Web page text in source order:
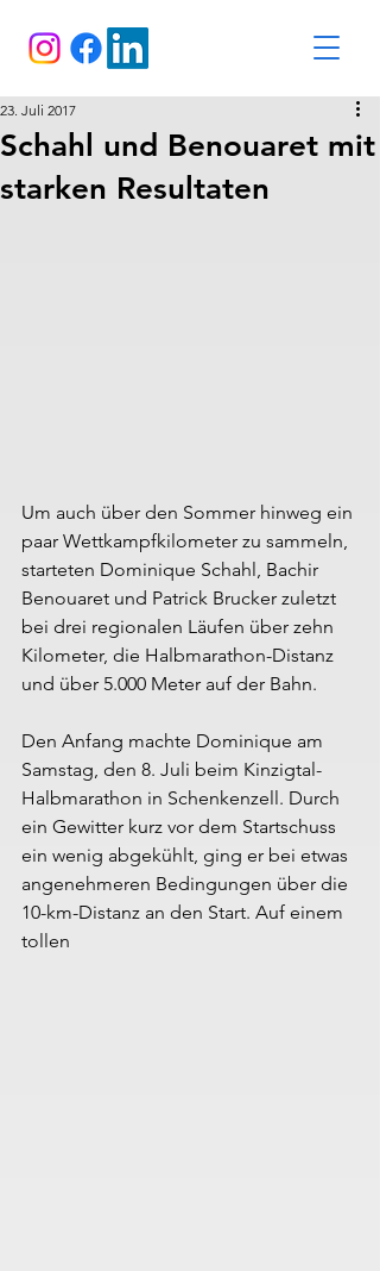
Schahl und Benouaret mit
starken Resultaten
23. Juli 2017
Um auch über den Sommer hinweg ein
paar Wettkampfkilometer zu sammeln,
starteten Dominique Schahl, Bachir
Benouaret und Patrick Brucker zuletzt
bei drei regionalen Läufen über zehn
Kilometer, die Halbmarathon-Distanz
und über 5.000 Meter auf der Bahn.
Den Anfang machte Dominique am
Samstag, den 8. Juli beim Kinzigtal-
Halbmarathon in Schenkenzell. Durch
ein Gewitter kurz vor dem Startschuss
ein wenig abgekühlt, ging er bei etwas
angenehmeren Bedingungen über die
10-km-Distanz an den Start. Auf einem
tollen